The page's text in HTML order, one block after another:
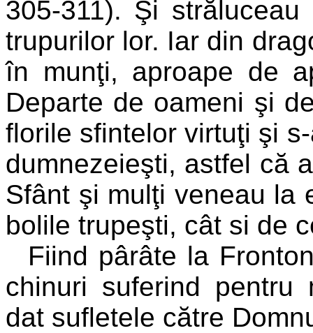
305-311). Şi
trupurilor lor. Iar din
în munţi, aproape de
Departe de oameni şi
florile sfintelor virtuţi şi
dumnezeieşti, astfel că
Sfânt şi mulţi veneau la
bolile trupeşti, cât si de
Fiind pârâte la
chinuri suferind pentru
dat sufletele către